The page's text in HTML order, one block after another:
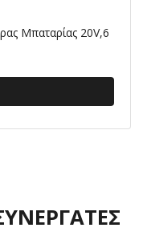
Μπαταρίας 20V,6